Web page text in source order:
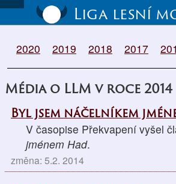
Liga lesní
2020 2019 2018 2017
Média o LLM v roce 2014
Byl jsem náčelníkem
V časopise Překvapení vyšel
jménem Had.
změna: 5.2. 2014